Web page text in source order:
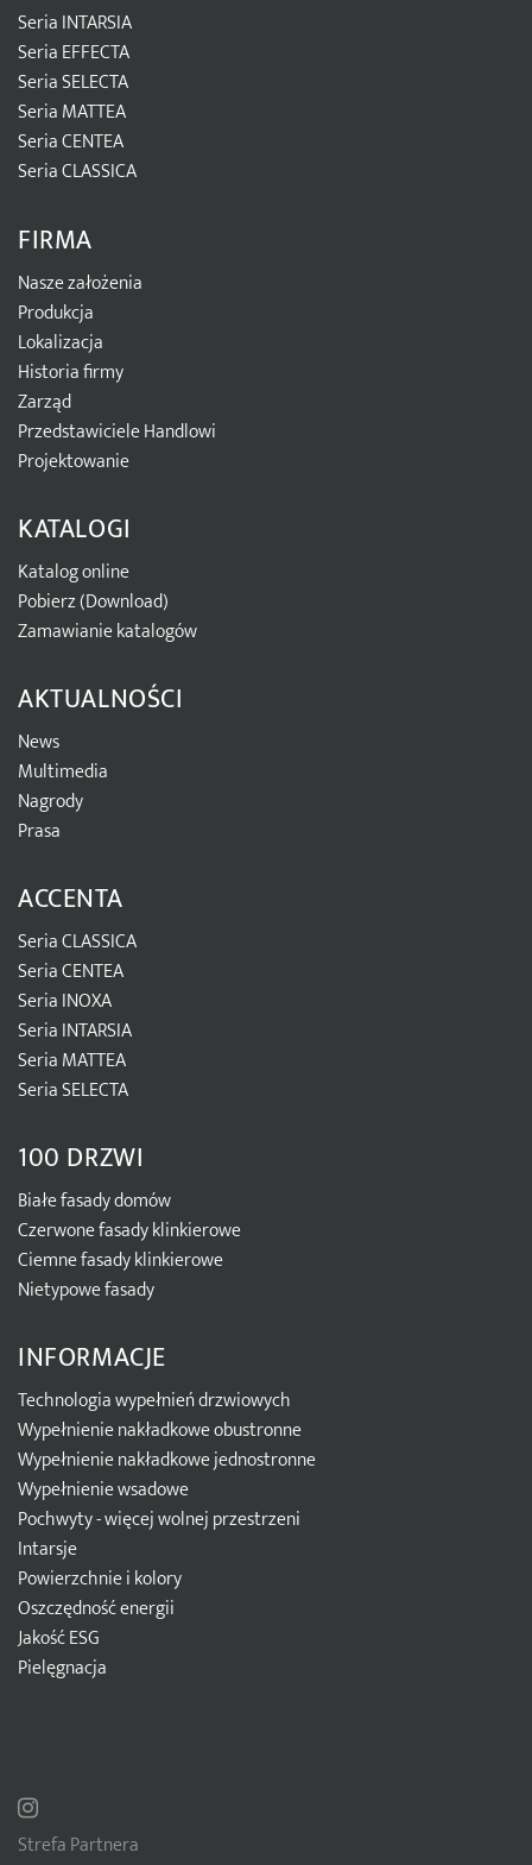
Seria INTARSIA
Seria EFFECTA
Seria SELECTA
Seria MATTEA
Seria CENTEA
Seria CLASSICA
FIRMA
Nasze założenia
Produkcja
Lokalizacja
Historia firmy
Zarząd
Przedstawiciele Handlowi
Projektowanie
KATALOGI
Katalog online
Pobierz (Download)
Zamawianie katalogów
AKTUALNOŚCI
News
Multimedia
Nagrody
Prasa
ACCENTA
Seria CLASSICA
Seria CENTEA
Seria INOXA
Seria INTARSIA
Seria MATTEA
Seria SELECTA
100 DRZWI
Białe fasady domów
Czerwone fasady klinkierowe
Ciemne fasady klinkierowe
Nietypowe fasady
INFORMACJE
Technologia wypełnień drzwiowych
Wypełnienie nakładkowe obustronne
Wypełnienie nakładkowe jednostronne
Wypełnienie wsadowe
Pochwyty - więcej wolnej przestrzeni
Intarsje
Powierzchnie i kolory
Oszczędność energii
Jakość ESG
Pielęgnacja
Strefa Partnera